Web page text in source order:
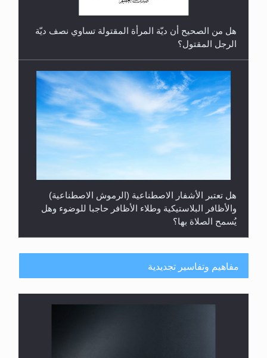
هل من الصحيح أن ديّة المرأة المقتولة تساوي نصف ديّة
الرجل المقتول؟
هل تعتبر الأشفار الاصطناعية (الرموش الاصطناعية)
والأظافر البلاستيكية وطلاء الأظافر حاجبا للوضوء وهل
يُسمح الصلاة بها؟
مفاهيم وتفاسير تجديدية